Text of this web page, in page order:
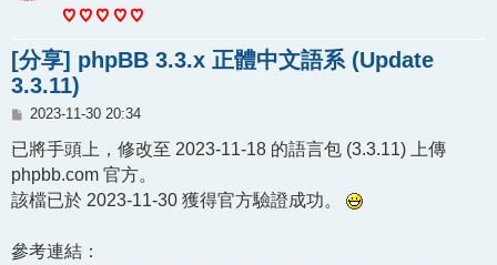
[分享] phpBB 3.3.x 正體中文語系 (Update
3.3.11)
文
2023-11-30 20:34
已將手頭上，修改至 2023-11-18 的語言包 (3.3.11) 上傳
phpbb.com 官方。
該檔已於 2023-11-30 獲得官方驗證成功。
參考連結：